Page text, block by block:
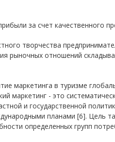
за счет качественного
творчества
рыночных отношений
маркетинга в туризме
маркетинг - это
и государственной
планами [6]. Цель
определенных групп